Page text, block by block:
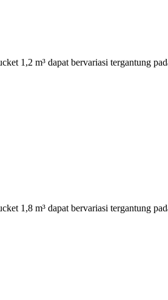
1,2 m³ dapat bervariasi tergantung
1,8 m³ dapat bervariasi tergantung